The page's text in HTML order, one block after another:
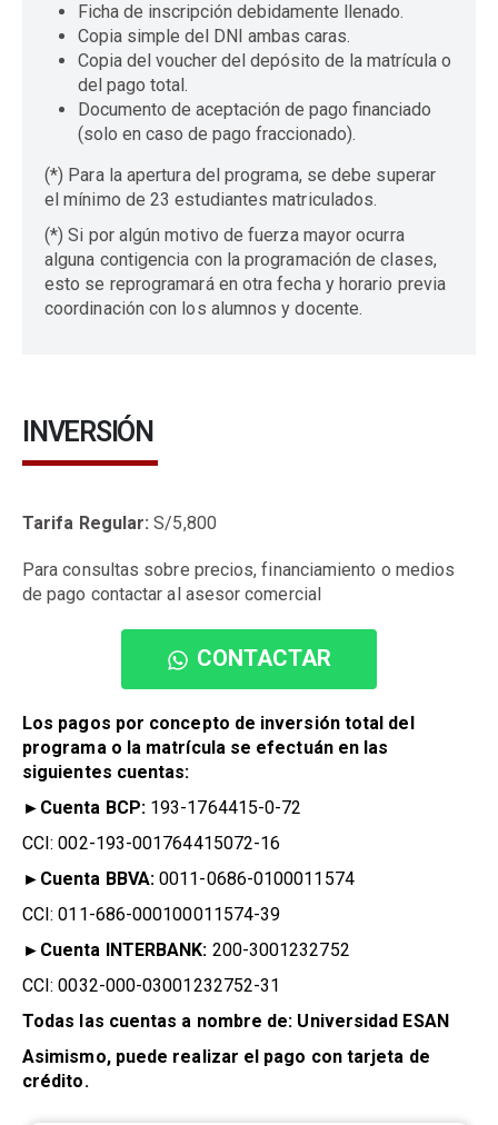
Ficha de inscripción debidamente llenado.
Copia simple del DNI ambas caras.
Copia del voucher del depósito de la matrícula o
del pago total.
Documento de aceptación de pago financiado
(solo en caso de pago fraccionado).
(*) Para la apertura del programa, se debe superar
el mínimo de 23 estudiantes matriculados.
(*) Si por algún motivo de fuerza mayor ocurra
alguna contigencia con la programación de clases,
esto se reprogramará en otra fecha y horario previa
coordinación con los alumnos y docente.
INVERSIÓN
Tarifa Regular:S/5,800
Para consultas sobre precios, financiamiento o medios
de pago contactar al asesor comercial
CONTACTAR
Los pagos por concepto de inversión total del
programa o la matrícula se efectuán en las
siguientes cuentas:
► Cuenta BCP:193-1764415-0-72
CCI: 002-193-001764415072-16
► Cuenta BBVA: 0011-0686-0100011574
CCI: 011-686-000100011574-39
► Cuenta INTERBANK: 200-3001232752
CCI: 0032-000-03001232752-31
Todas las cuentas a nombre de: Universidad ESAN
Asimismo, puede realizar el pago con tarjeta de
crédito.